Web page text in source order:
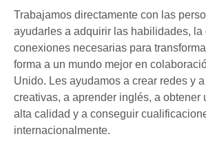
Trabajamos directamente con las
ayudarles a adquirir las habilidades, la
conexiones necesarias para
forma a un mundo mejor en
Unido. Les ayudamos a crear redes y
creativas, a aprender inglés, a obtener
alta calidad y a conseguir
internacionalmente.